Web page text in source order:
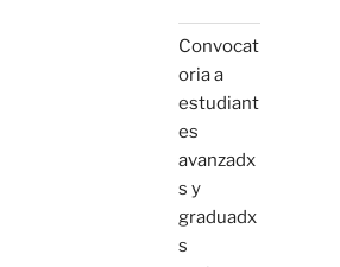
Convocat
oria a
estudiant
es
avanzadx
s y
graduadx
s